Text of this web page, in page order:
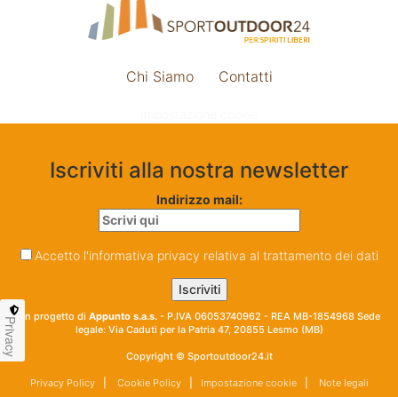
Chi Siamo Contatti
Iscriviti alla nostra newsletter
Indirizzo mail:
Accetto l'informativa privacy relativa al trattamento dei dati
Un progetto di Appunto s.a.s. - P.IVA 06053740962 - REA MB-1854968 Sede
legale: Via Caduti per la Patria 47, 20855 Lesmo (MB)
Copyright © Sportoutdoor24.it
Privacy Policy| Cookie Policy| Impostazione cookie| Note legali
Privacy